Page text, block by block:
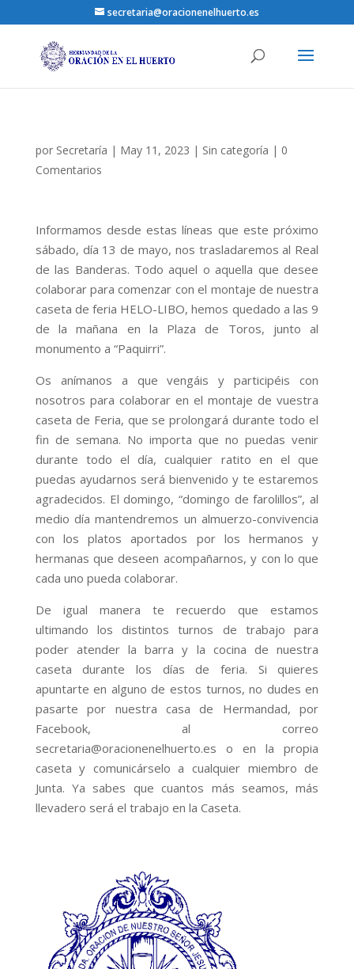
secretaria@oracionenelhuerto.es
por Secretaría | May 11, 2023 | Sin categoría | 0
Comentarios
Informamos desde estas líneas que este próximo
sábado, día 13 de mayo, nos trasladaremos al Real
de las Banderas. Todo aquel o aquella que desee
colaborar para comenzar con el montaje de nuestra
caseta de feria HELO-LIBO, hemos quedado a las 9
de la mañana en la Plaza de Toros, junto al
monumento a “Paquirri”.
Os anímanos a que vengáis y participéis con
nosotros para colaborar en el montaje de vuestra
caseta de Feria, que se prolongará durante todo el
fin de semana. No importa que no puedas venir
durante todo el día, cualquier ratito en el que
puedas ayudarnos será bienvenido y te estaremos
agradecidos. El domingo, “domingo de farolillos”, al
medio día mantendremos un almuerzo-convivencia
con los platos aportados por los hermanos y
hermanas que deseen acompañarnos, y con lo que
cada uno pueda colaborar.
De igual manera te recuerdo que estamos
ultimando los distintos turnos de trabajo para
poder atender la barra y la cocina de nuestra
caseta durante los días de feria. Si quieres
apuntarte en alguno de estos turnos, no dudes en
pasarte por nuestra casa de Hermandad, por
Facebook, al correo
secretaria@oracionenelhuerto.es o en la propia
caseta y comunicárselo a cualquier miembro de
Junta. Ya sabes que cuantos más seamos, más
llevadero será el trabajo en la Caseta.